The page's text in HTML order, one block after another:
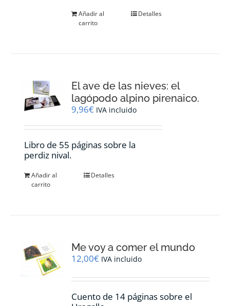
Añadir al
carrito
Detalles
El ave de las nieves: el
lagópodo alpino pirenaico.
9,96€ IVA incluido
Libro de 55 páginas sobre la
perdiz nival.
Añadir al
carrito
Detalles
Me voy a comer el mundo
12,00€ IVA incluido
Cuento de 14 páginas sobre el